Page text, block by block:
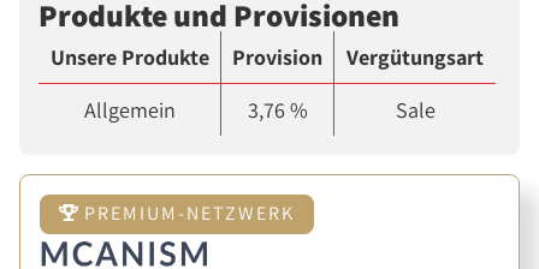
Produkte und Provisionen
Unsere Produkte Provision
Vergütungsart
Allgemein
3,76 % Sale
PREMIUM-NETZWERK